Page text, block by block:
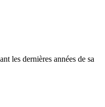
les dernières années de sa